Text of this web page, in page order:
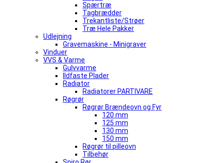
Spærtræ
Tagbrædder
Trekantliste/Strøer
Træ Hele Pakker
Udlejning
Gravemaskine - Minigraver
Vinduer
VVS & Varme
Gulvvarme
Ildfaste Plader
Radiator
Radiatorer PARTIVARE
Røgrør
Røgrør Brændeovn og Fyr
120 mm
125 mm
130 mm
150 mm
Røgrør til pilleovn
Tilbehør